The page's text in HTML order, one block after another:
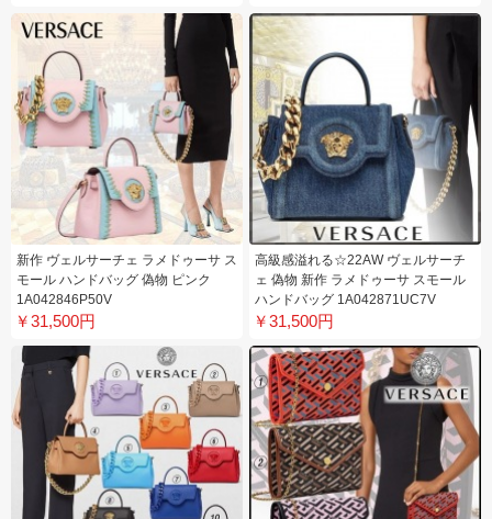
新作 ヴェルサーチェ ラメドゥーサ ス
モール ハンドバッグ 偽物 ピンク
1A042846P50V
￥31,500円
高級感溢れる☆22AW ヴェルサーチ
ェ 偽物 新作 ラメドゥーサ スモール
ハンドバッグ 1A042871UC7V
￥31,500円